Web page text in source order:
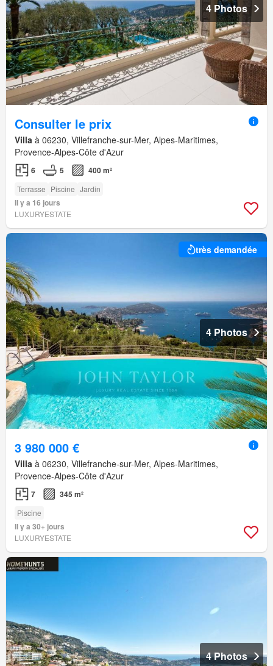
4 Photos
Consulter le prix
Villa à 06230, Villefranche-sur-Mer, Alpes-Maritimes,
Provence-Alpes-Côte d'Azur
6 5 400 m²
Terrasse Piscine Jardin
Il y a 16 jours
LUXURYESTATE
très demandée
4 Photos
3 980 000 €
Villa à 06230, Villefranche-sur-Mer, Alpes-Maritimes,
Provence-Alpes-Côte d'Azur
7 345 m²
Piscine
Il y a 30+ jours
LUXURYESTATE
4 Photos